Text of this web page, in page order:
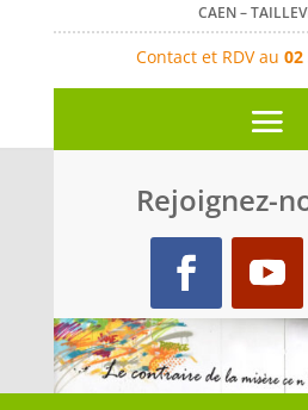
CAEN –
Contact et RDV au 02
Rejoignez-